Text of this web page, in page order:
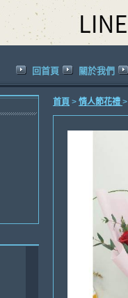
回首頁 關於我們
首頁 > 情人節花禮